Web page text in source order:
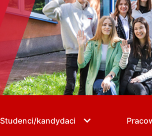
Studenci/kandydaci